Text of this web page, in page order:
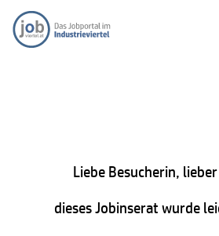
Liebe Besucherin,
dieses Jobinserat wurde